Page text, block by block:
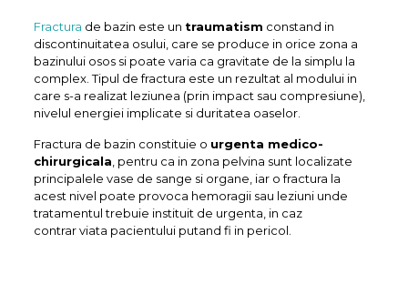
Fractura de bazin este un traumatism constand in
discontinuitatea osului, care se produce in orice zona a
bazinului osos si poate varia ca gravitate de la simplu la
complex. Tipul de fractura este un rezultat al modului in
care s-a realizat leziunea (prin impact sau compresiune),
nivelul energiei implicate si duritatea oaselor.
Fractura de bazin constituie o urgenta medico-
chirurgicala , pentru ca in zona pelvina sunt localizate
principalele vase de sange si organe, iar o fractura la
acest nivel poate provoca hemoragii sau leziuni unde
tratamentul trebuie instituit de urgenta, in caz
contrar viata pacientului putand fi in pericol.